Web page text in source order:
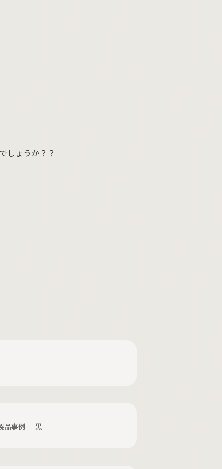
しょうか？？
品事例 黒